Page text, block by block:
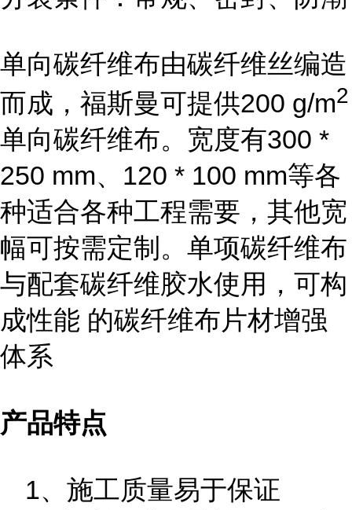
单向碳纤维布由碳纤维丝编造
而成，福斯曼可提供200 g/m2
单向碳纤维布。宽度有300 *
250 mm、 120 * 100 mm等各
种适合各种工程需要，其他宽
幅可按需定制。单项碳纤维布
与配套碳纤维胶水使用，可构
成性能 的碳纤维布片材增强
体系
产品特点
1、施工质量易于保证